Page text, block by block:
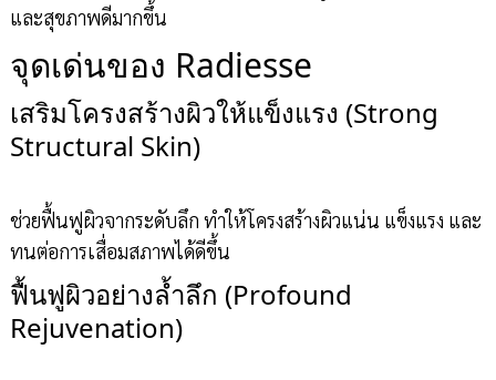
และสุขภาพดีมากขึ้น
จุดเด่นของ Radiesse
เสริมโครงสร้างผิวให้แข็งแรง (Strong
Structural Skin)
ช่วยฟื้นฟูผิวจากระดับลึก ทำให้โครงสร้างผิวแน่น แข็งแรง และ
ทนต่อการเสื่อมสภาพได้ดีขึ้น
ฟื้นฟูผิวอย่างล้ำลึก (Profound
Rejuvenation)